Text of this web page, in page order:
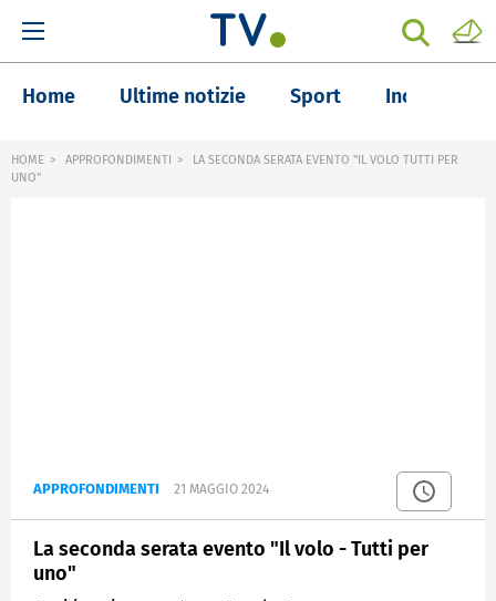
Home Ultime notizie Sport Inchieste
HOME APPROFONDIMENTI
LA SECONDA SERATA EVENTO "IL VOLO TUTTI PER
UNO"
APPROFONDIMENTI 21 MAGGIO 2024
La seconda serata evento "Il volo - Tutti per
uno"